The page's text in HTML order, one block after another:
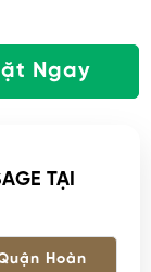
Ngay
TẠI
Hoàn